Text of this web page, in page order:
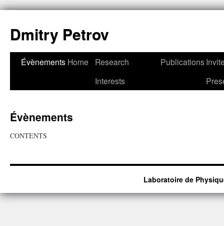
Dmitry Petrov
Évènements Home
Research
Interests
Publications
Évènements
CONTENTS
Laboratoire de